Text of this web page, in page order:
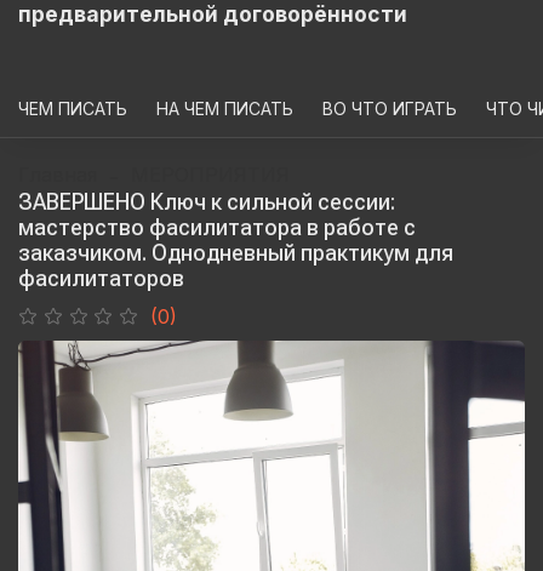
предварительной договорённости
ЧЕМ ПИСАТЬ НА ЧЕМ ПИСАТЬ ВО ЧТО ИГРАТЬ ЧТО
ЗАВЕРШЕНО Ключ к сильной сессии:
мастерство фасилитатора в работе с
заказчиком. Однодневный практикум для
фасилитаторов
(0)